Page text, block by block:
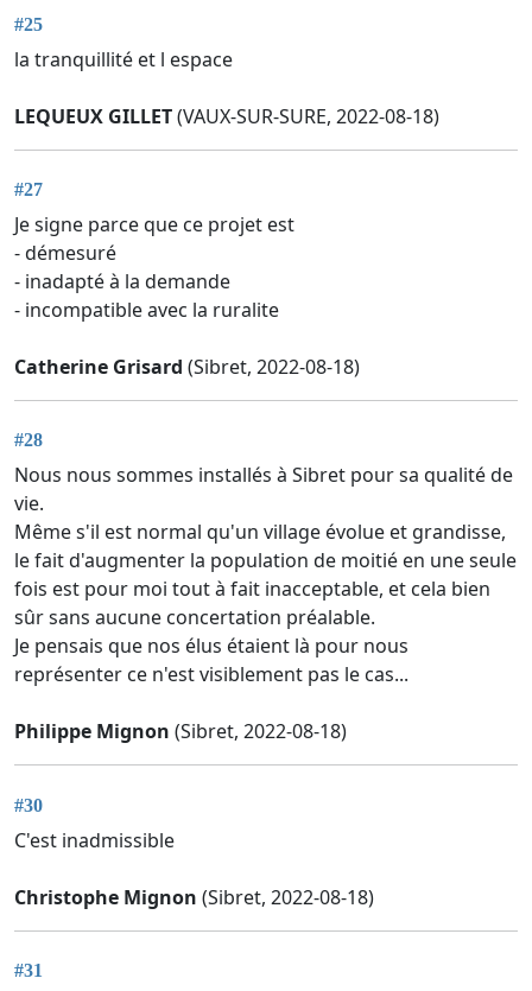
#25
la tranquillité et l espace
LEQUEUX GILLET(VAUX-SUR-SURE, 2022-08-18)
#27
Je signe parce que ce projet est
- démesuré
- inadapté à la demande
- incompatible avec la ruralite
Catherine Grisard (Sibret, 2022-08-18)
#28
Nous nous sommes installés à Sibret pour sa qualité de
vie.
Même s'il est normal qu'un village évolue et grandisse,
le fait d'augmenter la population de moitié en une seule
fois est pour moi tout à fait inacceptable, et cela bien
sûr sans aucune concertation préalable.
Je pensais que nos élus étaient là pour nous
représenter ce n'est visiblement pas le cas...
Philippe Mignon (Sibret, 2022-08-18)
#30
C'est inadmissible
Christophe Mignon (Sibret, 2022-08-18)
#31